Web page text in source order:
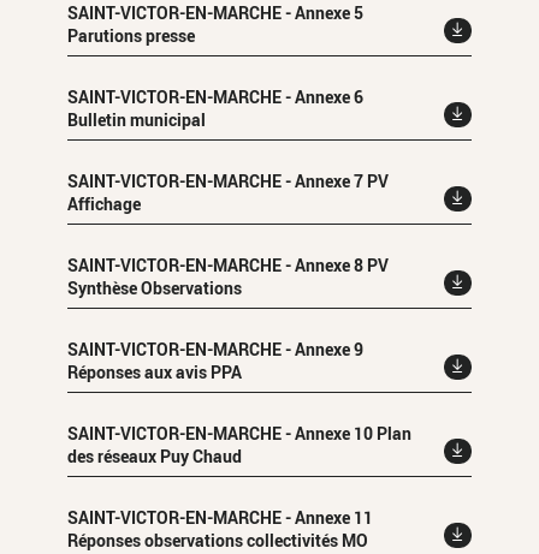
SAINT-VICTOR-EN-MARCHE - Annexe 5
Parutions presse
SAINT-VICTOR-EN-MARCHE - Annexe 6
Bulletin municipal
SAINT-VICTOR-EN-MARCHE - Annexe 7 PV
Affichage
SAINT-VICTOR-EN-MARCHE - Annexe 8 PV
Synthèse Observations
SAINT-VICTOR-EN-MARCHE - Annexe 9
Réponses aux avis PPA
SAINT-VICTOR-EN-MARCHE - Annexe 10 Plan
des réseaux Puy Chaud
SAINT-VICTOR-EN-MARCHE - Annexe 11
Réponses observations collectivités MO